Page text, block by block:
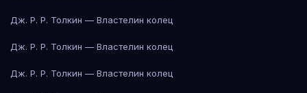
Дж. Р. Р. Толкин — Властелин колец
Дж. Р. Р. Толкин — Властелин колец
Дж. Р. Р. Толкин — Властелин колец